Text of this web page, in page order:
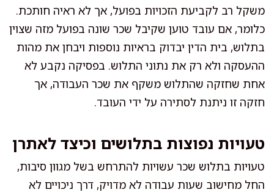
משקל רב לקביעת הזכויות בפועל, אך לא ראיה חותכת.
כלומר, אם עובד טוען שקיבל שכר שונה בפועל מזה שצוין
בתלוש, בית הדין יבדוק בראיות נוספות ויבחן את מהות
ההעסקה ולא רק את נתוני התלוש. בפסיקה נקבע לא
אחת שחזקה שהתלוש משקף את שכר העבודה, אך
חזקה זו ניתנת לסתירה על ידי העובד.
טעויות נפוצות בתלושים וכיצד לאתרן
טעויות בתלוש שכר עשויות להתרחש בשל מגוון סיבות,
החל מחישוב שעות עבודה לא מדויק, דרך ניכויים לא